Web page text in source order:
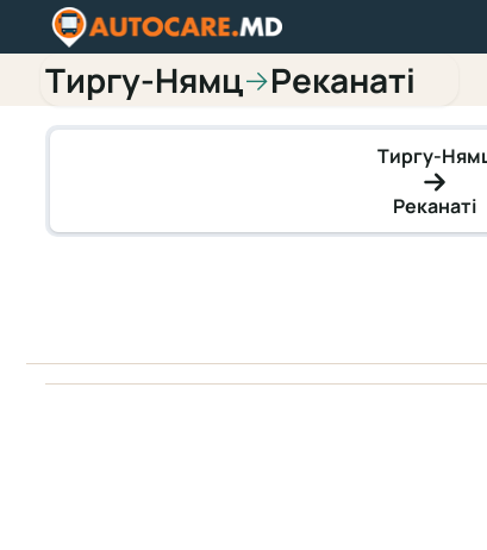
Тиргу-Нямц→Реканаті
Тиргу-
Реканаті